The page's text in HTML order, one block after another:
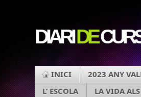
DIARIDE
INICI 2023 ANY
L’ ESCOLA
LA VIDA